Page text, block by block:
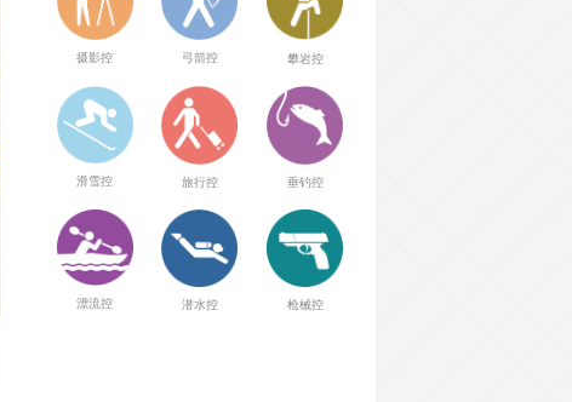
摄影控 弓箭控 攀岩控
滑雪控 旅行控 垂钓控
漂流控 潜水控 枪械控